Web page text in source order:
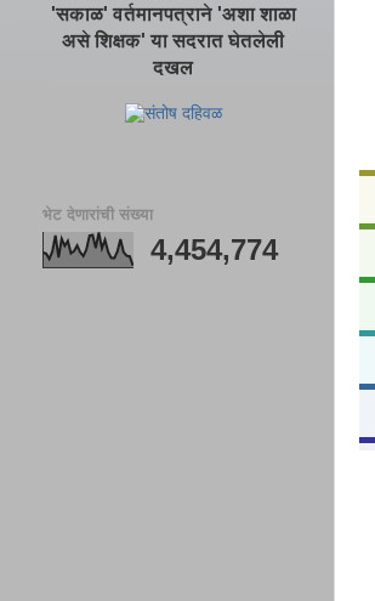
'सकाळ' वर्तमानपत्राने 'अशा शाळा
असे शिक्षक' या सदरात घेतलेली
दखल
भेट देणारांची संख्या
4,454,774